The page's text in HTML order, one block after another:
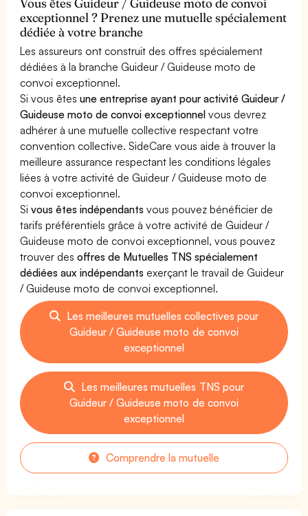
exceptionnel ? Prenez une mutuelle spécialement
dédiée à votre branche
Les assureurs ont construit des offres spécialement
dédiées à la branche Guideur / Guideuse moto de
convoi exceptionnel.
Si vous êtesune entreprise ayant pour activité Guideur /
Guideuse moto de convoi exceptionnel vous devrez
adhérer à une mutuelle collective respectant votre
convention collective. SideCare vous aide à trouver la
meilleure assurance respectant les conditions légales
liées à votre activité de Guideur / Guideuse moto de
convoi exceptionnel.
Sivous êtes indépendants vous pouvez bénéficier de
tarifs préférentiels grâce à votre activité de Guideur /
Guideuse moto de convoi exceptionnel, vous pouvez
trouver desoffres de Mutuelles TNS spécialement
dédiées aux indépendants exerçant le travail de Guideur
/ Guideuse moto de convoi exceptionnel.
Les meilleures mutuelles collectives pour
Guideur / Guideuse moto de convoi
exceptionnel
Les meilleures mutuelles TNS pour
Guideur / Guideuse moto de convoi
exceptionnel
Comprendre la mutuelle